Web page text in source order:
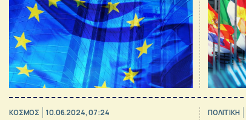
ΚΟΣΜΟΣ 10.06.2024, 07:24 ΠΟΛΙΤΙΚΗ